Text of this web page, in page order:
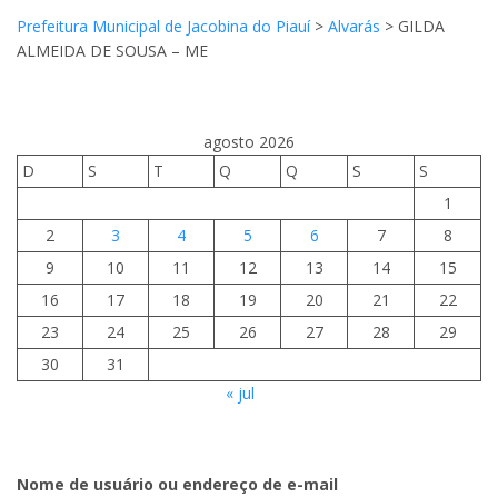
Prefeitura Municipal de Jacobina do Piauí> Alvarás > GILDA
ALMEIDA DE SOUSA – ME
agosto 2026
D
S T Q Q S
S
1
2
3 4 5 6 7
8
9
10 11 12 13 14
15
16
17 18 19 20 21
22
23
24 25 26 27 28
29
30
31
« jul
Nome de usuário ou endereço de e-mail